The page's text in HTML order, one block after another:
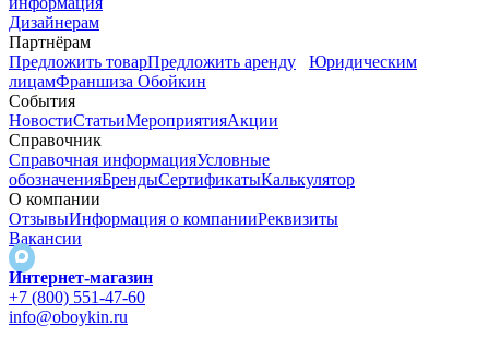
Дизайнерам
Партнёрам
Предложить товарПредложить аренду
Юридическим
лицамФраншиза Обойкин
События
НовостиСтатьиМероприятияАкции
Справочник
Справочная информацияУсловные
обозначенияБрендыСертификатыКалькулятор
О компании
ОтзывыИнформация о компанииРеквизиты
Вакансии
Интернет-магазин
+7 (800) 551-47-60
info@oboykin.ru